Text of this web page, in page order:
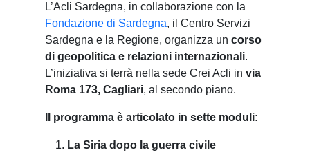
L’Acli Sardegna, in collaborazione con la
Fondazione di Sardegna, il Centro Servizi
Sardegna e la Regione, organizza un corso
di geopolitica e relazioni internazionali.
L’iniziativa si terrà nella sede Crei Acli in via
Roma 173, Cagliari, al secondo piano.
Il programma è articolato in sette moduli:
La Siria dopo la guerra civile